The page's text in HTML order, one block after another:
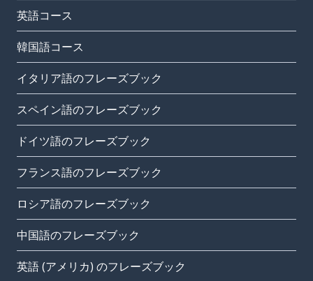
英語コース
韓国語コース
イタリア語のフレーズブック
スペイン語のフレーズブック
ドイツ語のフレーズブック
フランス語のフレーズブック
ロシア語のフレーズブック
中国語のフレーズブック
英語 (アメリカ) のフレーズブック